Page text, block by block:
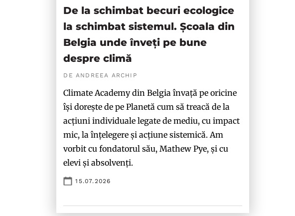
De la schimbat becuri ecologice
la schimbat sistemul. Școala din
Belgia unde înveți pe bune
despre climă
DE ANDREEA ARCHIP
Climate Academy din Belgia învață pe oricine
își dorește de pe Planetă cum să treacă de la
acțiuni individuale legate de mediu, cu impact
mic, la înțelegere și acțiune sistemică. Am
vorbit cu fondatorul său, Mathew Pye, și cu
elevi și absolvenți.
15.07.2026